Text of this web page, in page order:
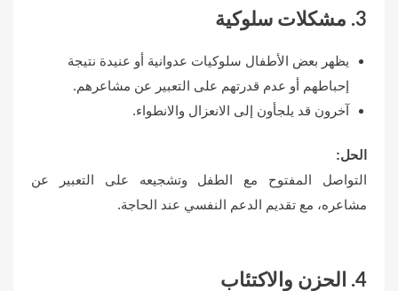
3. مشكلات سلوكية
يظهر بعض الأطفال سلوكيات عدوانية أو عنيدة نتيجة
إحباطهم أو عدم قدرتهم على التعبير عن مشاعرهم.
آخرون قد يلجأون إلى الانعزال والانطواء.
الحل:
التواصل المفتوح مع الطفل وتشجيعه على التعبير عن
مشاعره، مع تقديم الدعم النفسي عند الحاجة.
4. الحزن والاكتئاب